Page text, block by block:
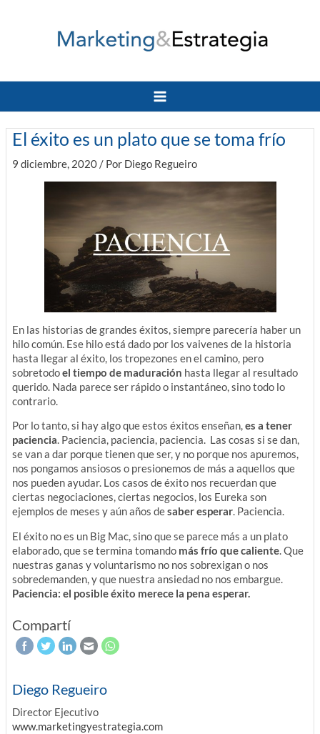
Main
Menu
El éxito es un plato que se toma frío
9 diciembre, 2020/ Por Diego Regueiro
En las historias de grandes éxitos, siempre parecería haber un
hilo común. Ese hilo está dado por los vaivenes de la historia
hasta llegar al éxito, los tropezones en el camino, pero
sobretodoel tiempo de maduración hasta llegar al resultado
querido. Nada parece ser rápido o instantáneo, sino todo lo
contrario.
Por lo tanto, si hay algo que estos éxitos enseñan,es a tener
paciencia. Paciencia, paciencia, paciencia. Las cosas si se dan,
se van a dar porque tienen que ser, y no porque nos apuremos,
nos pongamos ansiosos o presionemos de más a aquellos que
nos pueden ayudar. Los casos de éxito nos recuerdan que
ciertas negociaciones, ciertas negocios, los Eureka son
ejemplos de meses y aún años desaber esperar. Paciencia.
El éxito no es un Big Mac, sino que se parece más a un plato
elaborado, que se termina tomando más frío que caliente. Que
nuestras ganas y voluntarismo no nos sobrexigan o nos
sobredemanden, y que nuestra ansiedad no nos embargue.
Paciencia: el posible éxito merece la pena esperar.
Compartí
Diego Regueiro
Director Ejecutivo
www.marketingyestrategia.com